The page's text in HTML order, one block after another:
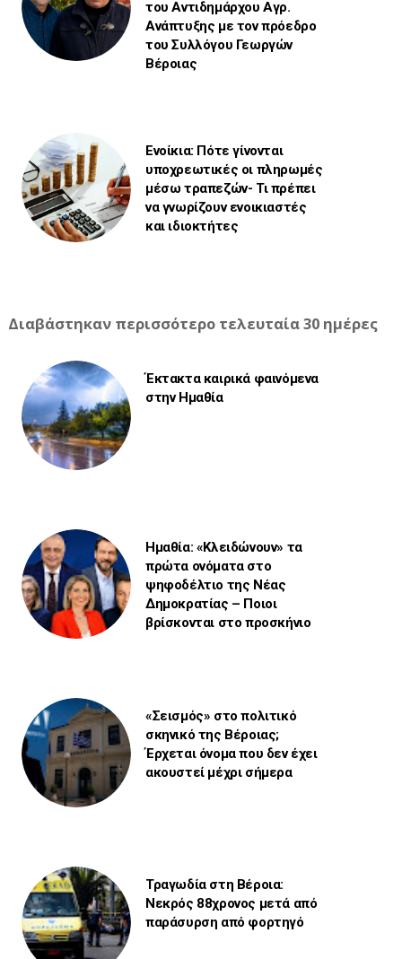
του Αντιδημάρχου Αγρ.
Ανάπτυξης με τον πρόεδρο
του Συλλόγου Γεωργών
Βέροιας
Ενοίκια: Πότε γίνονται
υποχρεωτικές οι πληρωμές
μέσω τραπεζών- Τι πρέπει
να γνωρίζουν ενοικιαστές
και ιδιοκτήτες
Διαβάστηκαν περισσότερο τελευταία 30 ημέρες
Έκτακτα καιρικά φαινόμενα
στην Ημαθία
Ημαθία: «Κλειδώνουν» τα
πρώτα ονόματα στο
ψηφοδέλτιο της Νέας
Δημοκρατίας – Ποιοι
βρίσκονται στο προσκήνιο
«Σεισμός» στο πολιτικό
σκηνικό της Βέροιας;
Έρχεται όνομα που δεν έχει
ακουστεί μέχρι σήμερα
Τραγωδία στη Βέροια:
Νεκρός 88χρονος μετά από
παράσυρση από φορτηγό